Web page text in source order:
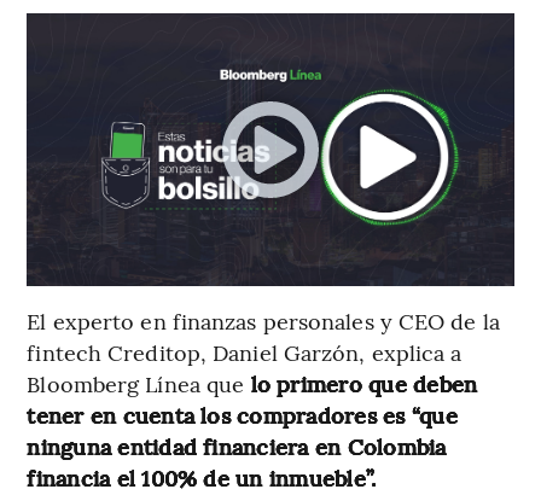
El experto en finanzas personales y CEO de la
fintech Creditop, Daniel Garzón, explica a
Bloomberg Línea que lo primero que deben
tener en cuenta los compradores es “que
ninguna entidad financiera en Colombia
financia el 100% de un inmueble”.